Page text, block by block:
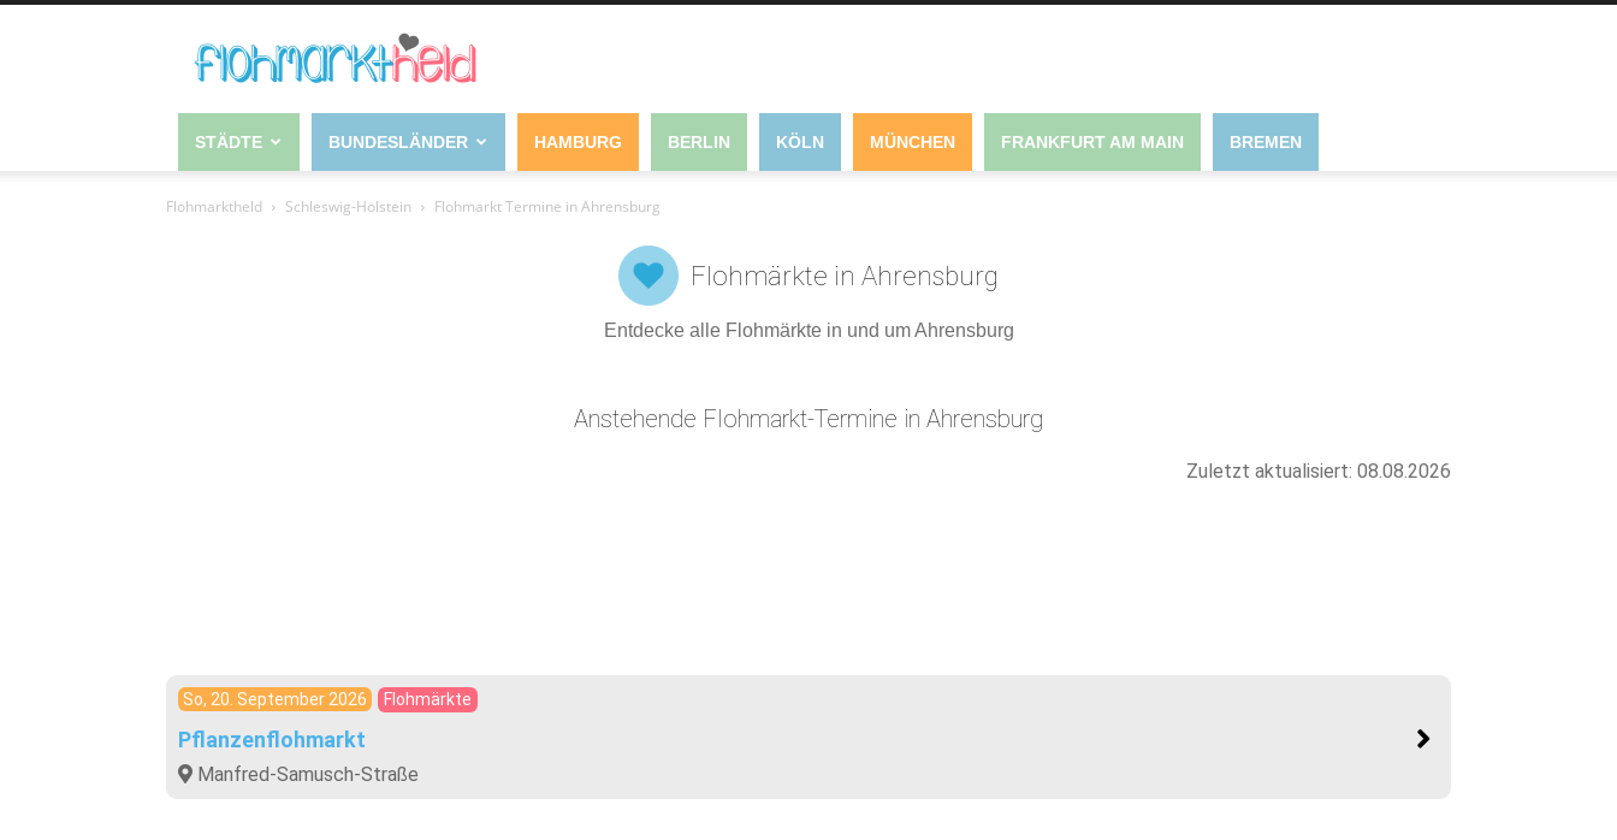
STÄDTE BUNDESLÄNDER HAMBURG BERLIN KÖLN MÜNCHEN FRANKFURT AM MAIN BREMEN
Flohmarktheld Schleswig-Holstein Flohmarkt Termine in Ahrensburg
Flohmärkte in Ahrensburg
Entdecke alle Flohmärkte in und um Ahrensburg
Anstehende Flohmarkt-Termine in Ahrensburg
Zuletzt aktualisiert: 08.08.2026
So, 20. September 2026 Flohmärkte
Pflanzenflohmarkt
Manfred-Samusch-Straße